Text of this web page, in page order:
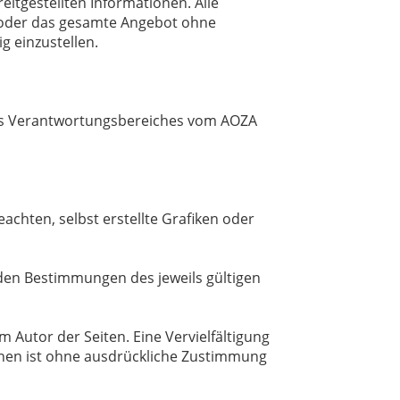
das gesamte Angebot ohne
einzustellen.
vom AOZA
selbst erstellte Grafiken oder
Bestimmungen des jeweils gültigen
Autor der Seiten. Eine Vervielfältigung
ist ohne ausdrückliche Zustimmung